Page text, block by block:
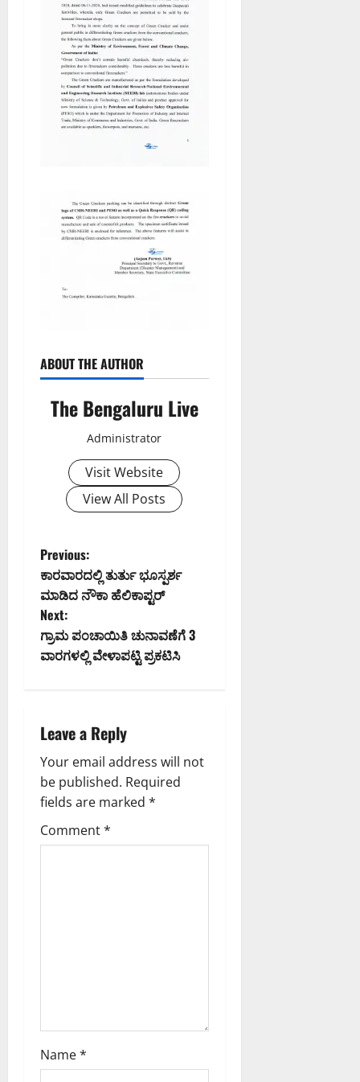
ABOUT THE AUTHOR
The Bengaluru Live
Administrator
Visit Website
View All Posts
P
o
s
t
a
v
i
g
Previous:
ಕಾರವಾರದಲ್ಲಿ ತುರ್ತು ಭೂಸ್ಪರ್ಶ
ಮಾಡಿದ ನೌಕಾ ಹೆಲಿಕಾಪ್ಟರ್‌
Next:
ಗ್ರಾಮ ಪಂಚಾಯಿತಿ ಚುನಾವಣೆಗೆ 3
ವಾರಗಳಲ್ಲಿ ವೇಳಾಪಟ್ಟಿ ಪ್ರಕಟಿಸಿ
Leave a Reply
Your email address will not
be published. Required
fields are marked *
Comment*
Name*